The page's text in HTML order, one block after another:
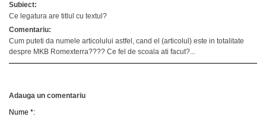
Subiect:
Ce legatura are titlul cu textul?
Comentariu:
Cum puteti da numele articolului astfel, cand el (articolul) este in totalitate
despre MKB Romexterra???? Ce fel de scoala ati facut?...
Adauga un comentariu
Nume *: